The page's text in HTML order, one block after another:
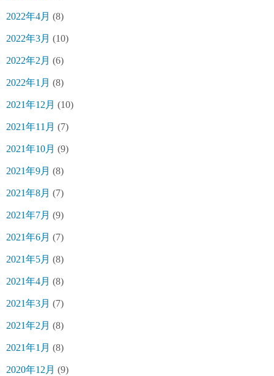
2022年4月 (8)
2022年3月 (10)
2022年2月 (6)
2022年1月 (8)
2021年12月 (10)
2021年11月 (7)
2021年10月 (9)
2021年9月 (8)
2021年8月 (7)
2021年7月 (9)
2021年6月 (7)
2021年5月 (8)
2021年4月 (8)
2021年3月 (7)
2021年2月 (8)
2021年1月 (8)
2020年12月 (9)